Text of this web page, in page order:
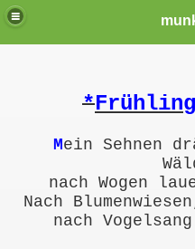
*
Mein Sehnen
nach Wogen
Nach
nach